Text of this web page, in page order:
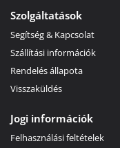
Szolgáltatások
Segítség & Kapcsolat
Szállítási információk
Rendelés állapota
Visszaküldés
Jogi információk
Felhasználási feltételek